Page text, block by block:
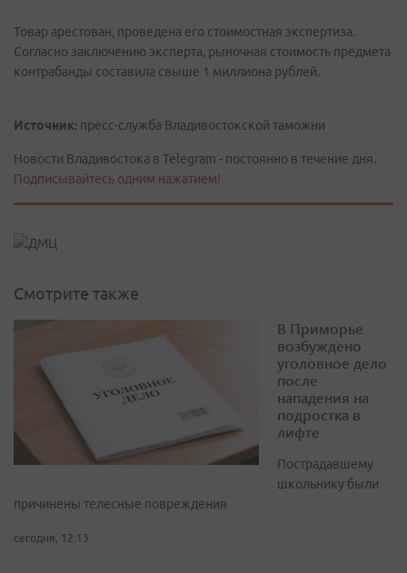
Товар арестован, проведена его стоимостная экспертиза.
Согласно заключению эксперта, рыночная стоимость предмета
контрабанды составила свыше 1 миллиона рублей.
Источник: пресс-служба Владивостокской таможни
Новости Владивостока в Telegram - постоянно в течение дня.
Подписывайтесь одним нажатием!
Смотрите также
В Приморье
возбуждено
уголовное дело
после
нападения на
подростка в
лифте
Пострадавшему
школьнику были
причинены телесные повреждения
сегодня, 12:13